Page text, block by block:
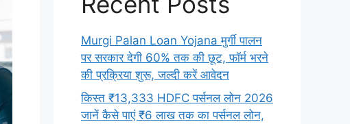
Murgi Palan Loan Yojana मुर्गी पालन
पर सरकार देगी 60% तक की छूट, फॉर्म भरने
की प्रक्रिया शुरू, जल्दी करें आवेदन
किस्त ₹13,333 HDFC पर्सनल लोन 2026
जानें कैसे पाएं ₹6 लाख तक का पर्सनल लोन,